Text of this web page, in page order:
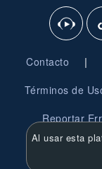
Contacto |
Términos de
Reportar
© 2026
Al usar esta